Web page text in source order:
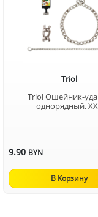
Triol
Triol Ошейник-
однорядный,
9.90 BYN
В Корзину